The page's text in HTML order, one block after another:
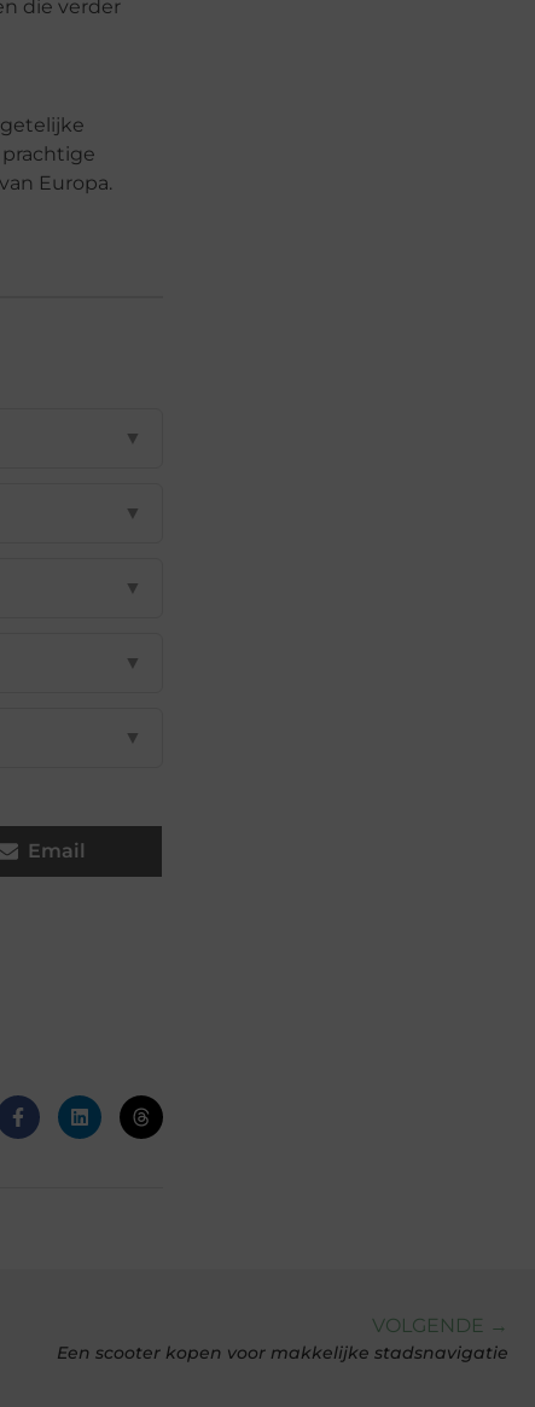
die verder
Europa.
▼
▼
▼
▼
▼
Email
VOLGENDE →
Een scooter kopen voor makkelijke stadsnavigatie